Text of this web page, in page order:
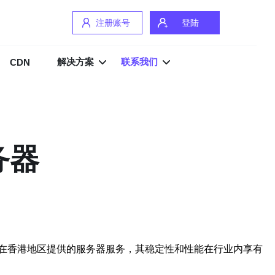
注册账号 登陆
CDN 解决方案 联系我们
器
港地区提供的服务器服务，其稳定性和性能在行业内享有